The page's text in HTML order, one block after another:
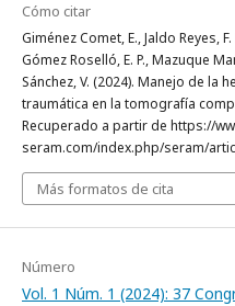
Cómo citar
Giménez Comet, E., Jaldo Reyes,
Gómez Roselló, E. P., Mazuque
Sánchez, V. (2024). Manejo de la
traumática en la tomografía
Recuperado a partir de https://
seram.com/index.php/seram/
Más formatos de cita
Número
Vol. 1 Núm. 1 (2024): 37